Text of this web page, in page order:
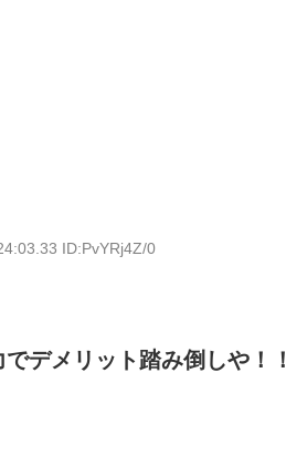
ID:PvYRj4Z/0
デメリット踏み倒しや！！